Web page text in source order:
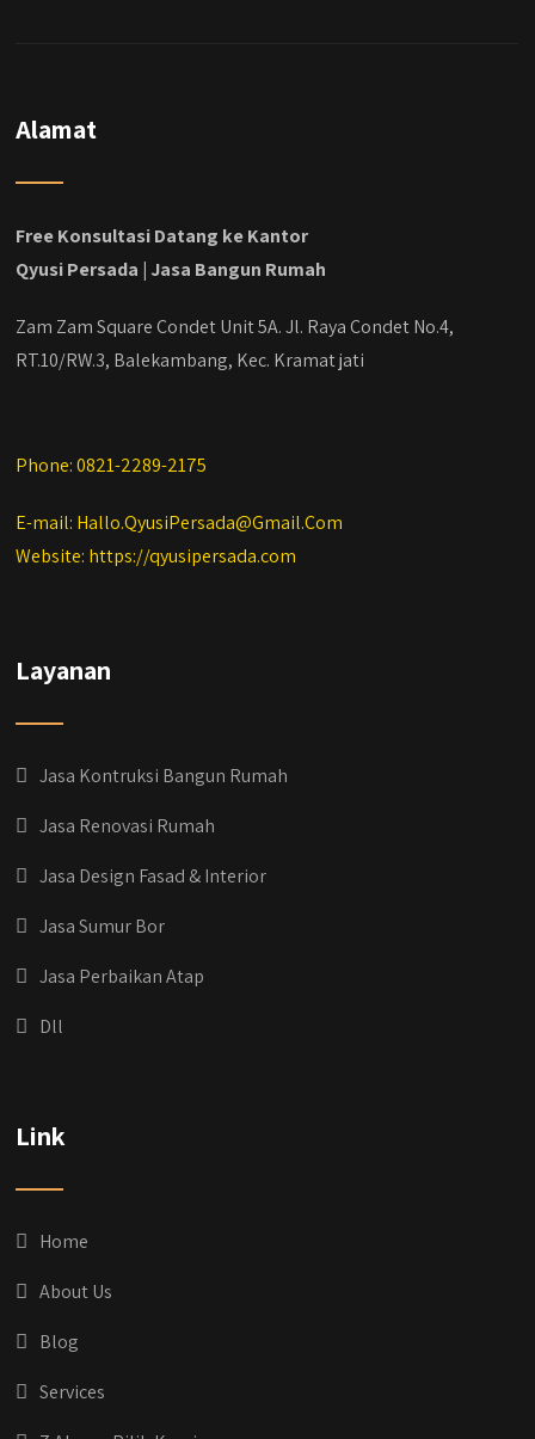
#kontraktorbekasi #kontraktorinteriorjakarta
#kontraktorbangunanjabodetabek
#jasabangunrumahjabodetabek
#jasarenovasirumahbekasi
Alamat
Free Konsultasi Datang ke Kantor
Qyusi Persada | Jasa Bangun Rumah
Zam Zam Square Condet Unit 5A. Jl. Raya Condet No.4,
RT.10/RW.3, Balekambang, Kec. Kramat jati
Phone: 0821-2289-2175
E-mail: Hallo.QyusiPersada@Gmail.Com
Website: https://qyusipersada.com
Layanan
Jasa Kontruksi Bangun Rumah
Jasa Renovasi Rumah
Jasa Design Fasad & Interior
Jasa Sumur Bor
Jasa Perbaikan Atap
Dll
Link
Home
About Us
Blog
Services